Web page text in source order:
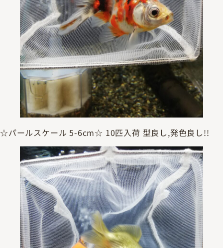
☆パールスケール 5-6cm☆ 10匹入荷 型良し,発色良し!!